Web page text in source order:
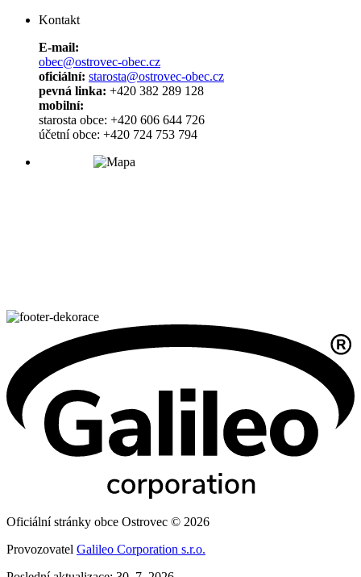
Kontakt
E-mail:
obec@ostrovec-obec.cz
oficiální: starosta@ostrovec-obec.cz
pevná linka: +420 382 289 128
mobilní:
starosta obce: +420 606 644 726
účetní obce: +420 724 753 794
Oficiální stránky obce Ostrovec © 2026
Provozovatel Galileo Corporation s.r.o.